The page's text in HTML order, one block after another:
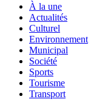
À la une
Actualités
Culturel
Environnement
Municipal
Société
Sports
Tourisme
Transport